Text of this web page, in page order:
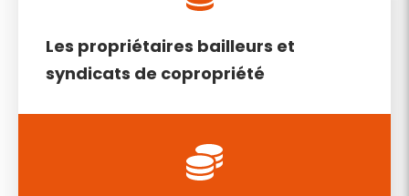
Les propriétaires bailleurs et
syndicats de copropriété